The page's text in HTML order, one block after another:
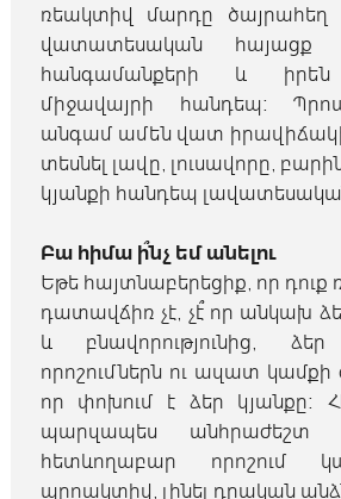
ռեակտիվ մարդը
վատատեսական հայացք
հանգամանքերի և
միջավայրի հանդեպ։
անգամ ամեն վատ իրավիճակի
տեսնել լավը, լուսավորը,
կյանքի հանդեպ
Բա հիմա ի՞նչ եմ անելու
Եթե հայտնաբերեցիք, որ
դատավճիռ չէ, չէ՞ որ անկախ
և բնավորությունից, ձեր
որոշումներն ու ազատ կամքի
որ փոխում է ձեր կյանքը։
պարզապես
հետևողաբար որոշում
պրոակտիվ, լինել դրական